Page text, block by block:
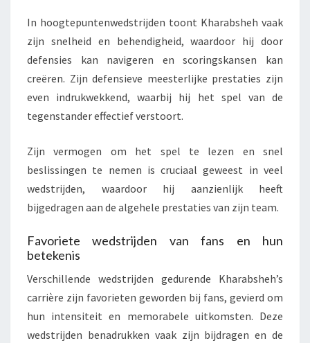
In hoogtepuntenwedstrijden toont Kharabsheh vaak
zijn snelheid en behendigheid, waardoor hij door
defensies kan navigeren en scoringskansen kan
creëren. Zijn defensieve meesterlijke prestaties zijn
even indrukwekkend, waarbij hij het spel van de
tegenstander effectief verstoort.
Zijn vermogen om het spel te lezen en snel
beslissingen te nemen is cruciaal geweest in veel
wedstrijden, waardoor hij aanzienlijk heeft
bijgedragen aan de algehele prestaties van zijn team.
Favoriete wedstrijden van fans en hun
betekenis
Verschillende wedstrijden gedurende Kharabsheh’s
carrière zijn favorieten geworden bij fans, gevierd om
hun intensiteit en memorabele uitkomsten. Deze
wedstrijden benadrukken vaak zijn bijdragen en de